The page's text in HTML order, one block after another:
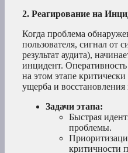
2. Реагирование на
Когда проблема
пользователя, сигнал от
результат аудита),
инцидент.
на этом этапе
ущерба и
Задачи этапа:
Быстрая
проблемы.
критичности